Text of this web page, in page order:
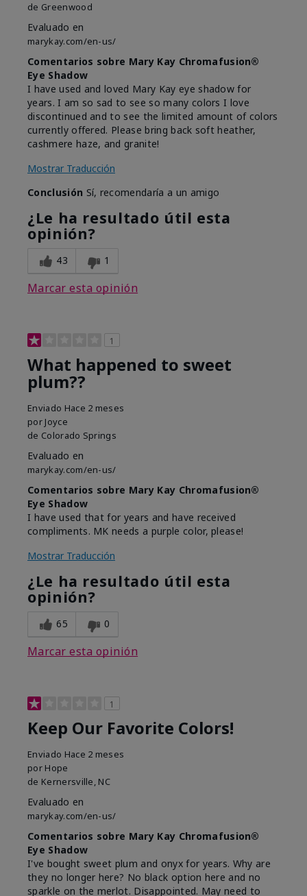
de Greenwood
Evaluado en
marykay.com/en-us/
Comentarios sobre Mary Kay Chromafusion®
Eye Shadow
I have used and loved Mary Kay eye shadow for
years. I am so sad to see so many colors I love
discontinued and to see the limited amount of colors
currently offered. Please bring back soft heather,
cashmere haze, and granite!
Mostrar Traducción
Conclusión Sí, recomendaría a un amigo
¿Le ha resultado útil esta
opinión?
43 1
Marcar esta opinión
1
What happened to sweet
plum??
Enviado Hace 2 meses
por Joyce
de Colorado Springs
Evaluado en
marykay.com/en-us/
Comentarios sobre Mary Kay Chromafusion®
Eye Shadow
I have used that for years and have received
compliments. MK needs a purple color, please!
Mostrar Traducción
¿Le ha resultado útil esta
opinión?
65 0
Marcar esta opinión
1
Keep Our Favorite Colors!
Enviado Hace 2 meses
por Hope
de Kernersville, NC
Evaluado en
marykay.com/en-us/
Comentarios sobre Mary Kay Chromafusion®
Eye Shadow
I've bought sweet plum and onyx for years. Why are
they no longer here? No black option here and no
sparkle on the merlot. Disappointed. May need to